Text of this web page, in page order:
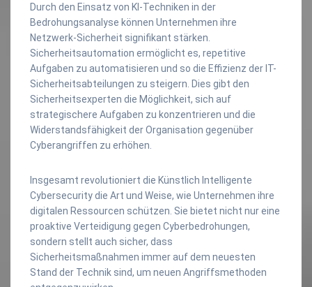
Durch den Einsatz von KI-Techniken in der
Bedrohungsanalyse können Unternehmen ihre
Netzwerk-Sicherheit signifikant stärken.
Sicherheitsautomation ermöglicht es, repetitive
Aufgaben zu automatisieren und so die Effizienz der IT-
Sicherheitsabteilungen zu steigern. Dies gibt den
Sicherheitsexperten die Möglichkeit, sich auf
strategischere Aufgaben zu konzentrieren und die
Widerstandsfähigkeit der Organisation gegenüber
Cyberangriffen zu erhöhen.
Insgesamt revolutioniert die Künstlich Intelligente
Cybersecurity die Art und Weise, wie Unternehmen ihre
digitalen Ressourcen schützen. Sie bietet nicht nur eine
proaktive Verteidigung gegen Cyberbedrohungen,
sondern stellt auch sicher, dass
Sicherheitsmaßnahmen immer auf dem neuesten
Stand der Technik sind, um neuen Angriffsmethoden